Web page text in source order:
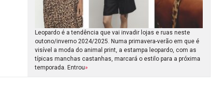
Leopardo é a tendência que vai invadir lojas e ruas neste
outono/inverno 2024/2025. Numa primavera-verão em que é
visível a moda do animal print, a estampa leopardo, com as
típicas manchas castanhas, marcará o estilo para a próxima
temporada. Entrou»